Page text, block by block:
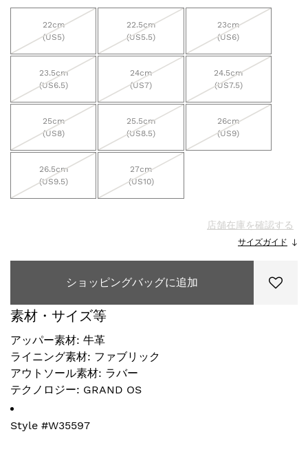
22cm
(US5)
22.5cm
(US5.5)
23cm
(US6)
23.5cm
(US6.5)
24cm
(US7)
24.5cm
(US7.5)
25cm
(US8)
25.5cm
(US8.5)
26cm
(US9)
26.5cm
(US9.5)
27cm
(US10)
店舗在庫を確認する
サイズガイド
ショッピングバッグに追加
素材・サイズ等
アッパー素材: 牛革
ライニング素材: ファブリック
アウトソール素材: ラバー
テクノロジー: GRAND OS
Style #W35597